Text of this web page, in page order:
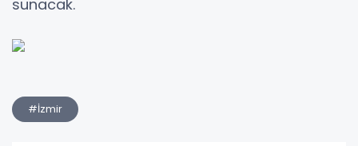
sunacak.
#İzmir